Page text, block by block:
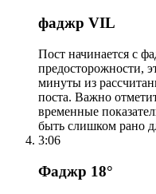
фаджр VIL
Пост начинается с
предосторожности,
минуты из
поста. Важно
временные
быть слишком рано
3:06
Фаджр 18°